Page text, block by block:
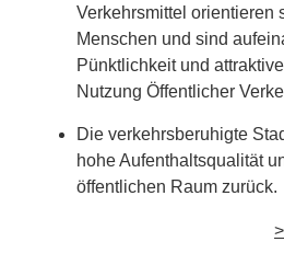
Verkehrsmittel orientieren
Menschen und sind
Pünktlichkeit und
Nutzung Öffentlicher
Die verkehrsberuhigte
hohe Aufenthaltsqualität
öffentlichen Raum zurück.